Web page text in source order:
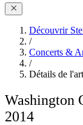
Découvrir
/
Concerts &
/
Détails de
Washington
2014